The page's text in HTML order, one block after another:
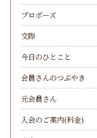
プロポーズ
交際
今日のひとこと
会員さんのつぶやき
元会員さん
入会のご案内(料金)